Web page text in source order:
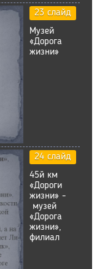
23 слайд
Музей
«Дорога
жизни»
24 слайд
45й км
«Дороги
жизни» -
музей
«Дорога
жизни»,
филиал